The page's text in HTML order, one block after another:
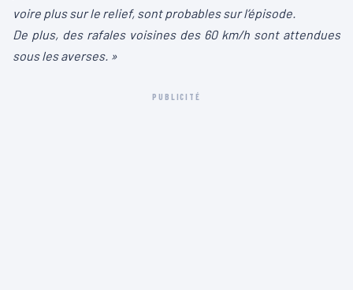
voire plus sur le relief, sont probables sur l’épisode.
De plus, des rafales voisines des 60 km/h sont attendues
sous les averses. »
PUBLICITÉ